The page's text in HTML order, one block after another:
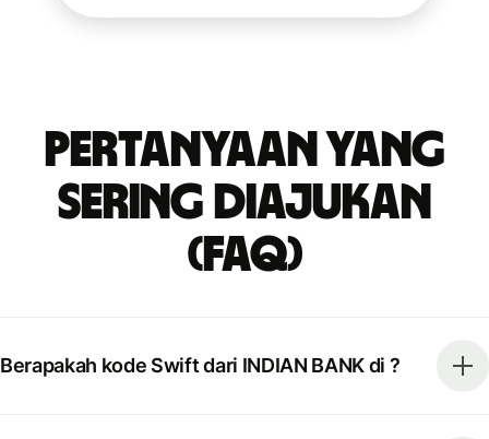
Pertanyaan yang
Sering Diajukan
(FAQ)
Berapakah kode Swift dari INDIAN BANK di ?